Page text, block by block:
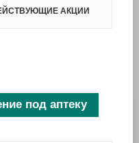
АКЦИИ
под аптеку